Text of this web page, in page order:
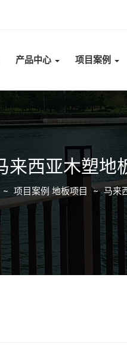
产品中心 项目案例
来西亚木塑地
项目案例 地板项目 马来